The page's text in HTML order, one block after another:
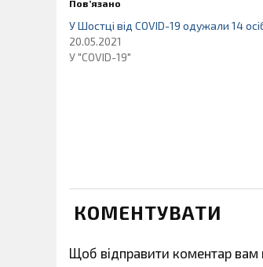
Пов’язано
У Шостці від COVID-19 одужали 14
20.05.2021
У "COVID-19"
КОМЕНТУВАТИ
Щоб відправити коментар вам